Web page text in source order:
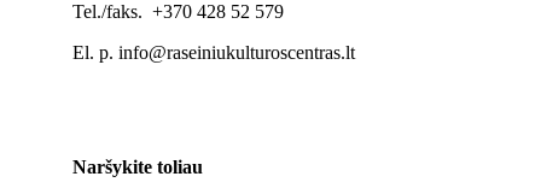
Tel./faks. +370 428 52 579
El. p. info@raseiniukulturoscentras.lt
Naršykite toliau